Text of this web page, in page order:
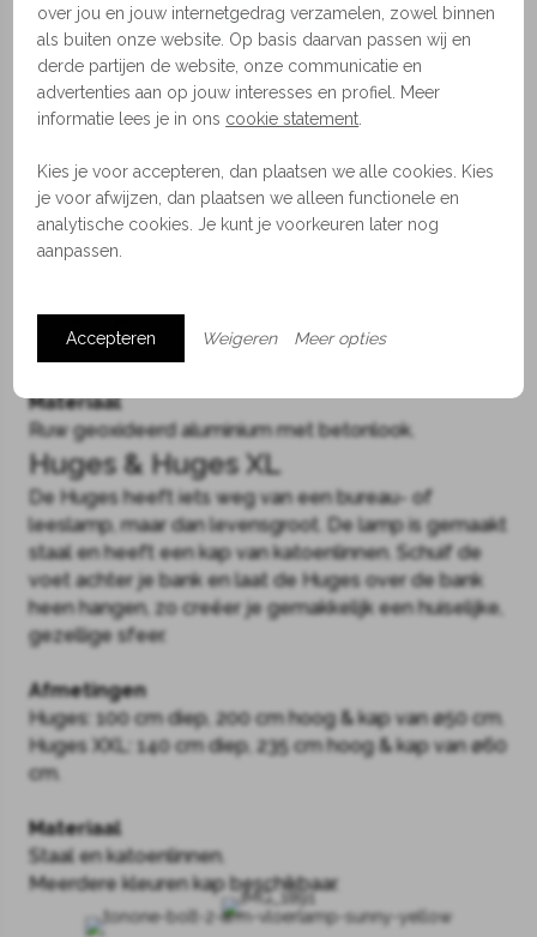
1 2 3
Dawn
Een kunstwerk op zich, de Dawn lamp is een unieke
planeten, verduisteringen en brutalistische
architectonische details. De gelaagde tinten
verdelen speels het licht, wat bijdraagt aan een
intieme en gezellige sfeer.
Afmetingen
ø40 (168 cm hoog)
Materiaal
Ruw geoxideerd aluminium met betonlook.
Huges & Huges XL
De Huges heeft iets weg van een bureau- of
leeslamp, maar dan levensgroot. De lamp is gemaakt
staal en heeft een kap van katoenlinnen. Schuif de
voet achter je bank en laat de Huges over de bank
heen hangen, zo creëer je gemakkelijk een huiselijke,
gezellige sfeer.
Afmetingen
Huges: 100 cm diep, 200 cm hoog & kap van ø50 cm.
Huges XXL: 140 cm diep, 235 cm hoog & kap van ø60
cm.
Materiaal
Staal en katoenlinnen.
Meerdere kleuren kap beschikbaar.
over jou en jouw internetgedrag verzamelen, zowel binnen
als buiten onze website. Op basis daarvan passen wij en
derde partijen de website, onze communicatie en
advertenties aan op jouw interesses en profiel. Meer
informatie lees je in ons cookie statement
Kies je voor accepteren, dan plaatsen we alle cookies. Kies
je voor afwijzen, dan plaatsen we alleen functionele en
analytische cookies. Je kunt je voorkeuren later nog
aanpassen.
Accepteren Weigeren Meer opties